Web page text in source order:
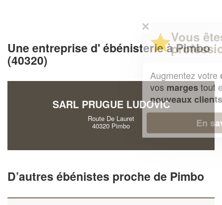
Une entreprise d' ébénisterie à Pimbo
(40320)
SARL PRUGUE LUDOVIC
Route De Lauret
40320 Pimbo
D’autres ébénistes proche de Pimbo
Vous êtes un
professionnel ?
chiffre d'affaireset
tout en gagnant de
nouveaux clients!
En savoir plus